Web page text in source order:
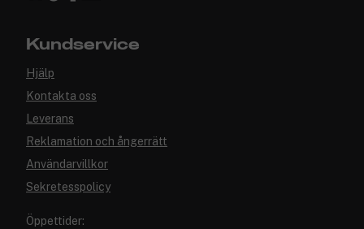
Kundservice
Hjälp
Kontakta oss
Leverans
Reklamation och ångerrätt
Användarvillkor
Sekretesspolicy
Öppettider: